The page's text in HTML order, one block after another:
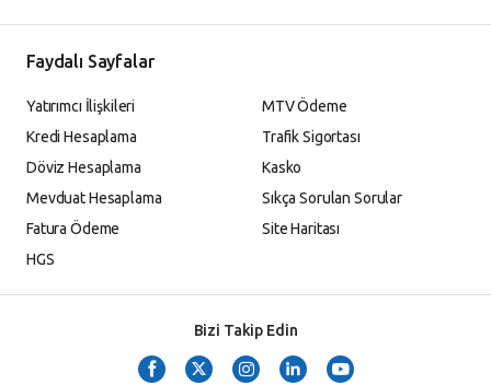
Faydalı Sayfalar
Yatırımcı İlişkileri
Kredi Hesaplama
Döviz Hesaplama
Mevduat Hesaplama
Fatura Ödeme
HGS
MTV Ödeme
Trafik Sigortası
Kasko
Sıkça Sorulan Sorular
Site Haritası
Bizi Takip Edin